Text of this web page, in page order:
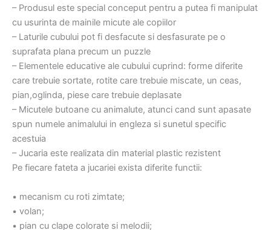
– Produsul este special conceput pentru a putea fi manipulat
cu usurinta de mainile micute ale copiilor
– Laturile cubului pot fi desfacute si desfasurate pe o
suprafata plana precum un puzzle
– Elementele educative ale cubului cuprind: forme diferite
care trebuie sortate, rotite care trebuie miscate, un ceas,
pian,oglinda, piese care trebuie deplasate
– Micutele butoane cu animalute, atunci cand sunt apasate
spun numele animalului in engleza si sunetul specific
acestuia
– Jucaria este realizata din material plastic rezistent
Pe fiecare fateta a jucariei exista diferite functii:
• mecanism cu roti zimtate;
• volan;
• pian cu clape colorate si melodii;